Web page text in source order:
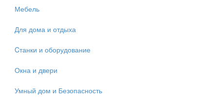
Мебель
Для дома и отдыха
Cтанки и оборудование
Окна и двери
Умный дом и Безопасность